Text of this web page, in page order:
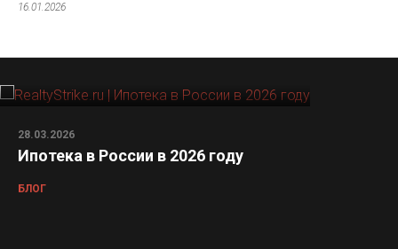
16.01.2026
28.03.2026
Ипотека в России в 2026 году
БЛОГ